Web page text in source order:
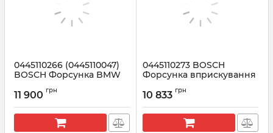
0445110266 (0445110047)
BOSCH Форсунка BMW
Артикул: 0445110266
11 900 грн
0445110273 BOSCH
Форсунка вприскування
Артикул: 0445110273
10 833 грн